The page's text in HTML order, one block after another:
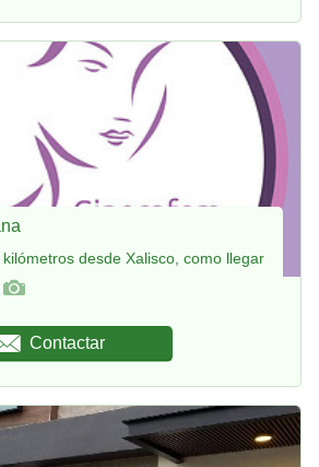
desde Xalisco, como llegar
Contactar